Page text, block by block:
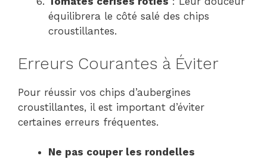
équilibrera le côté salé des chips
croustillantes.
Erreurs Courantes à Éviter
Pour réussir vos chips d’aubergines
croustillantes, il est important d’éviter
certaines erreurs fréquentes.
Ne pas couper les rondelles